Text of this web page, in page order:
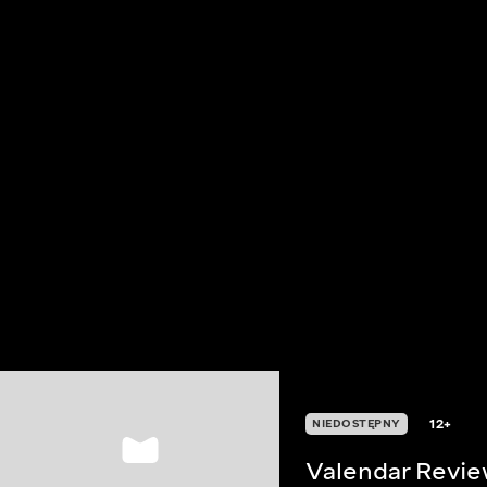
NIEDOSTĘPNY 12+
Valendar